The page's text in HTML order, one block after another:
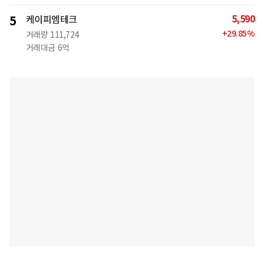
5 케이피엠테크
거래량 111,724
거래대금 6억
5,590
+29.85%